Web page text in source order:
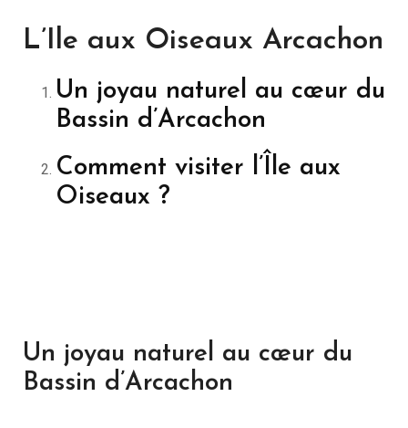
L’Ile aux Oiseaux Arcachon
Un joyau naturel au cœur du
Bassin d’Arcachon
Comment visiter l’Île aux
Oiseaux ?
Un joyau naturel au cœur du
Bassin d’Arcachon